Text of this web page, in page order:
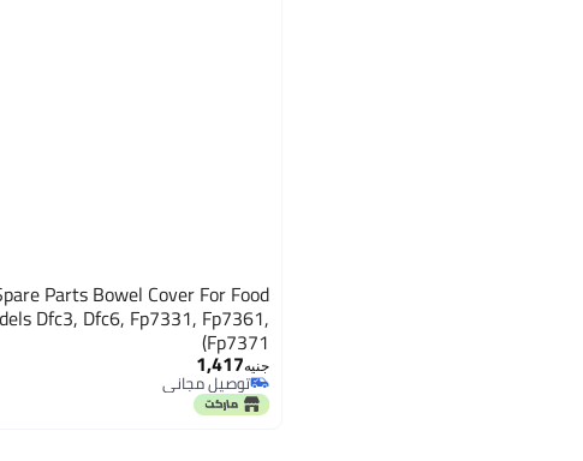
Parts Bowel Cover For Food
Dfc3, Dfc6, Fp7331, Fp7361,
Fp7371)
جنيه1,417
توصيل مجاني
توصيل مجاني